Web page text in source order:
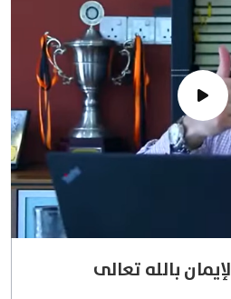
بالله تعالى